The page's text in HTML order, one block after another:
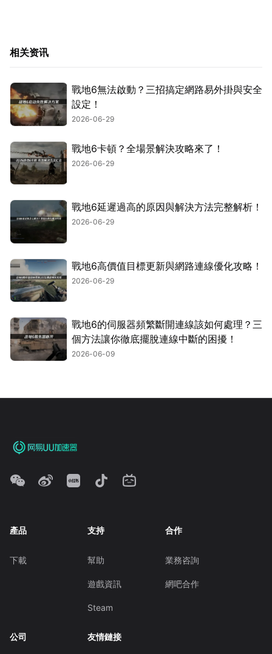
相关资讯
戰地6無法啟動？三招搞定網路易外掛與安全
設定！
2026-06-29
戰地6卡頓？全場景解決攻略來了！
2026-06-29
戰地6延遲過高的原因與解決方法完整解析！
2026-06-29
戰地6高價值目標更新與網路連線優化攻略！
2026-06-29
戰地6的伺服器頻繁斷開連線該如何處理？三
個方法讓你徹底擺脫連線中斷的困擾！
2026-06-09
產品
下載
支持
幫助
遊戲資訊
Steam
合作
業務咨詢
網吧合作
公司 友情鏈接